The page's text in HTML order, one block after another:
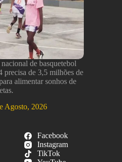
de basquetebol
precisa de 3,5 milhões de
alimentar sonhos de
Agosto, 2026
Facebook
Instagram
TikTok